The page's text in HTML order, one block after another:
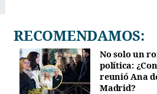
RECOMENDAMOS:
No solo un
política:
reunió Ana
Madrid?